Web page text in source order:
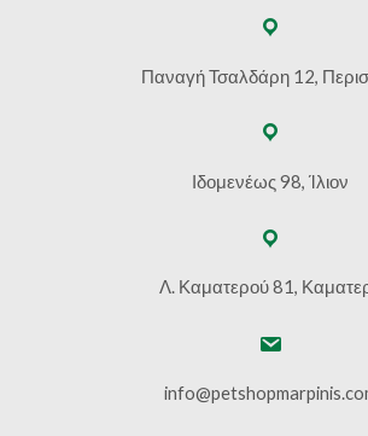
Παναγή Τσαλδάρη 12,
Ιδομενέως 98, Ίλιον
Λ. Καματερού 81,